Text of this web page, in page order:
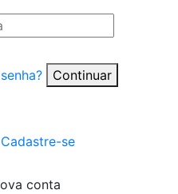
Continuar
Cadastre-se
conta